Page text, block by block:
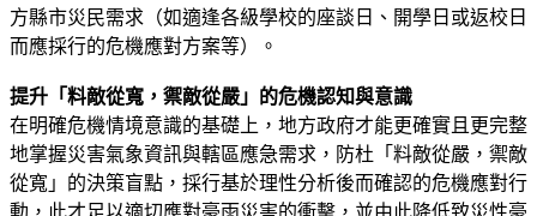
方縣市災民需求（如適逢各級學校的座談日、開學日或返校日
而應採行的危機應對方案等）。
提升「料敵從寬，禦敵從嚴」的危機認知與意識
在明確危機情境意識的基礎上，地方政府才能更確實且更完整
地掌握災害氣象資訊與轄區應急需求，防杜「料敵從嚴，禦敵
從寬」的決策盲點，採行基於理性分析後而確認的危機應對行
動，此才足以適切應對豪雨災害的衝擊，並由此降低致災性豪